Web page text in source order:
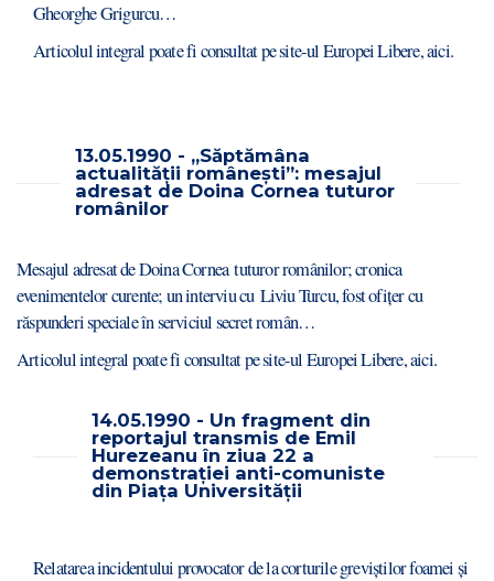
Gheorghe Grigurcu…
Articolul integral poate fi consultat pe site-ul Europei Libere,aici.
13.05.1990 - „Săptămâna
actualității românești”: mesajul
adresat de Doina Cornea tuturor
românilor
Mesajul adresat de Doina Cornea tuturor românilor; cronica
evenimentelor curente; un interviu cu Liviu Turcu, fost ofițer cu
răspunderi speciale în serviciul secret român…
Articolul integral poate fi consultat pe site-ul Europei Libere,aici.
14.05.1990 - Un fragment din
reportajul transmis de Emil
Hurezeanu în ziua 22 a
demonstrației anti-comuniste
din Piața Universității
Relatarea incidentului provocator de la corturile greviștilor foamei și